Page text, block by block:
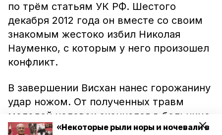
«Некоторые рыли норы и ночевали в
по трём статьям УК РФ. Шестого
декабря 2012 года он вместе со своим
знакомым жестоко избил Николая
Науменко, с которым у него произошел
конфликт.
В завершении Висхан нанес горожанину
удар ножом. От полученных травм
молодой человек скончался в больнице.
Зачинщики драки долго скрывались от